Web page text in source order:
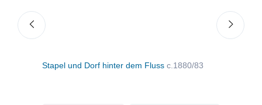
Stapel und Dorf hinter dem Fluss c.1880/83